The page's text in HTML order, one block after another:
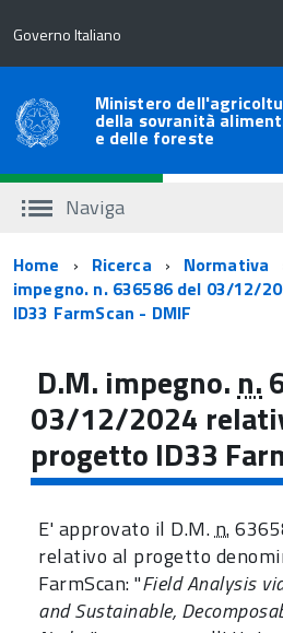
Governo Italiano
Ministero
della sovranità
e delle foreste
Naviga
Percorso
di
Home Ricerca Normativa
impegno. n. 636586 del 03/12/
ID33 FarmScan - DMIF
D.M. impegno. n.
03/12/2024
progetto ID33
E' approvato il D.M.n.
relativo al progetto
FarmScan: "Field Analysis
and Sustainable,